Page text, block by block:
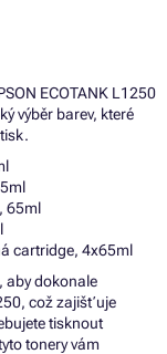
ECOTANK L1250
výběr barev, které
65ml
cartridge, 4x65ml
aby dokonale
což zajišťuje
tisknout
tonery vám